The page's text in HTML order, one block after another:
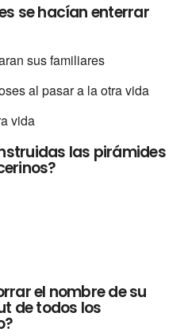
se hacían enterrar
sus familiares
al pasar a la otra vida
vida
las pirámides
el nombre de su
de todos los